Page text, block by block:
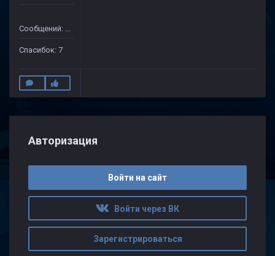
Сообщений: 172
Спасибок: 7
Авторизация
Войти на сайт
Войти через ВК
Зарегистрироваться